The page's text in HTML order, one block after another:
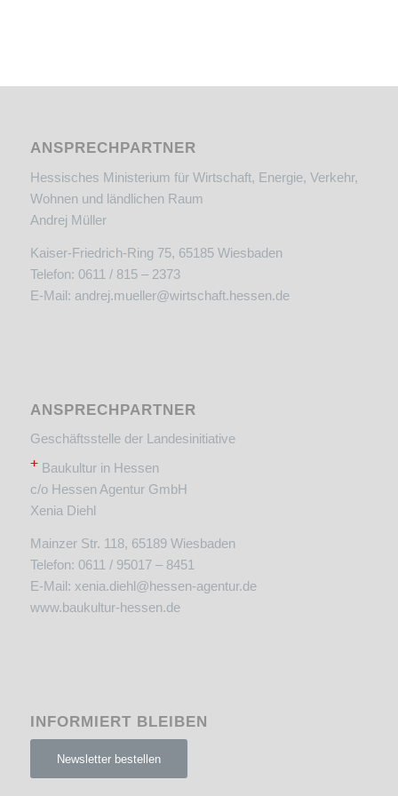
ANSPRECHPARTNER
Hessisches Ministerium für Wirtschaft, Energie, Verkehr,
Wohnen und ländlichen Raum
Andrej Müller
Kaiser-Friedrich-Ring 75, 65185 Wiesbaden
Telefon: 0611 / 815 – 2373
E-Mail: andrej.mueller@wirtschaft.hessen.de
ANSPRECHPARTNER
Geschäftsstelle der Landesinitiative
+Baukultur in Hessen
c/o Hessen Agentur GmbH
Xenia Diehl
Mainzer Str. 118, 65189 Wiesbaden
Telefon: 0611 / 95017 – 8451
E-Mail: xenia.diehl@hessen-agentur.de
www.baukultur-hessen.de
INFORMIERT BLEIBEN
Newsletter bestellen